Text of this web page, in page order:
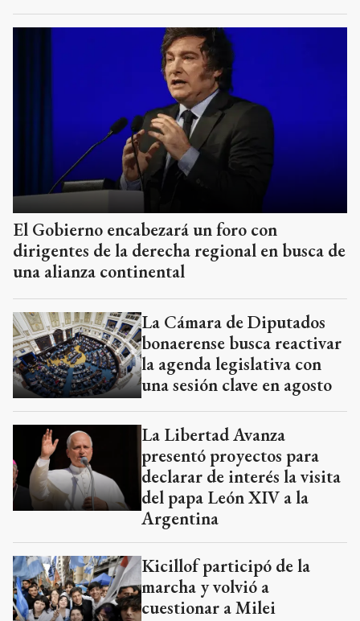
El Gobierno encabezará un foro con
dirigentes de la derecha regional en busca de
una alianza continental
La Cámara de Diputados
bonaerense busca reactivar
la agenda legislativa con
una sesión clave en agosto
La Libertad Avanza
presentó proyectos para
declarar de interés la visita
del papa León XIV a la
Argentina
Kicillof participó de la
marcha y volvió a
cuestionar a Milei